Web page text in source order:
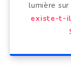
lumière
existe-t-il